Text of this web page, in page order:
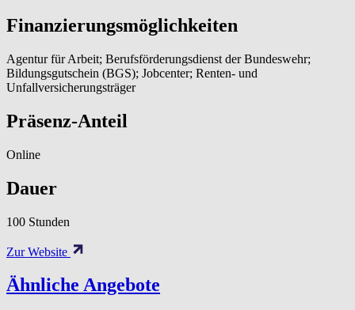
Finanzierungsmöglichkeiten
Agentur für Arbeit; Berufsförderungsdienst der Bundeswehr;
Bildungsgutschein (BGS); Jobcenter; Renten- und
Unfallversicherungsträger
Präsenz-Anteil
Online
Dauer
100 Stunden
Zur Website
Ähnliche Angebote